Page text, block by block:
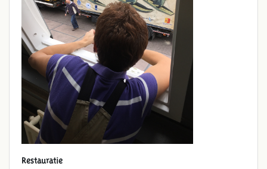
OPERATIE
ZWAMMERDAMSCHEPEN
Restauratie